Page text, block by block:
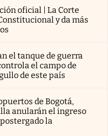
oficial | La Corte
y da más
el tanque de guerra
el campo de
de este país
de Bogotá,
anularán el ingreso
la